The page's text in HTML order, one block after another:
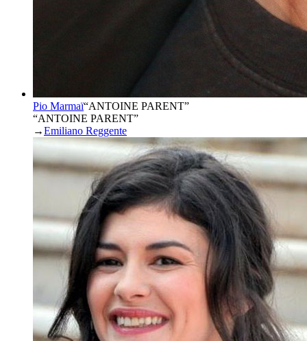
Pio Marmaï“ANTOINE PARENT”
“ANTOINE PARENT”
→Emiliano Reggente